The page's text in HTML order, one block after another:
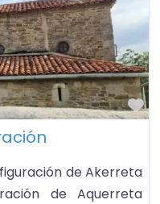
de Akerreta
de Aquerreta